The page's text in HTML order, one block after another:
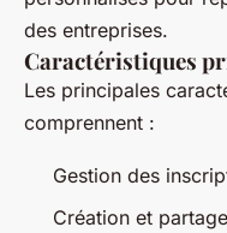
des entreprises.
Caractéristiques
Les principales
comprennent :
Gestion des
Création et